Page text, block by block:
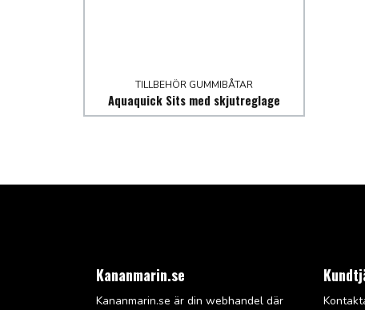
TILLBEHÖR GUMMIBÅTAR
Aquaquick Sits med skjutreglage
Kananmarin.se
Kananmarin.se är din webhandel där